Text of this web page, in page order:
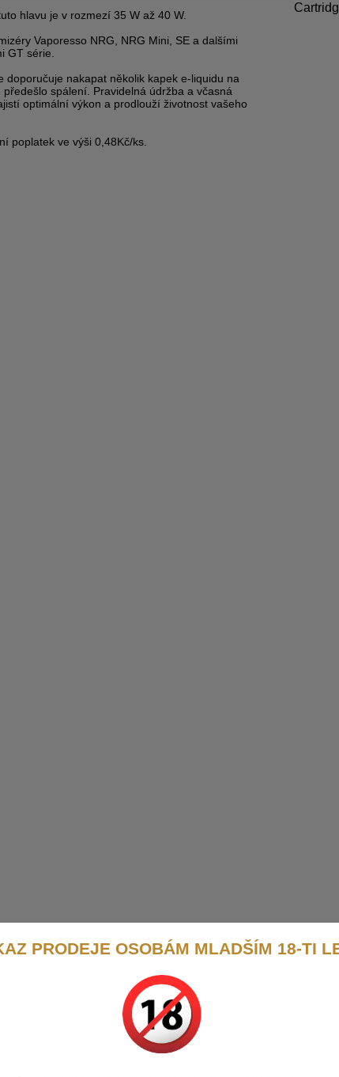
hlavu je v rozmezí 35 W až 40 W.
Vaporesso NRG, NRG Mini, SE a dalšími
GT série.
doporučuje nakapat několik kapek e-liquidu na
spálení. Pravidelná údržba a včasná
optimální výkon a prodlouží životnost vašeho
poplatek ve výši 0,48Kč/ks.
PRODEJE OSOBÁM MLADŠÍM 18-TI